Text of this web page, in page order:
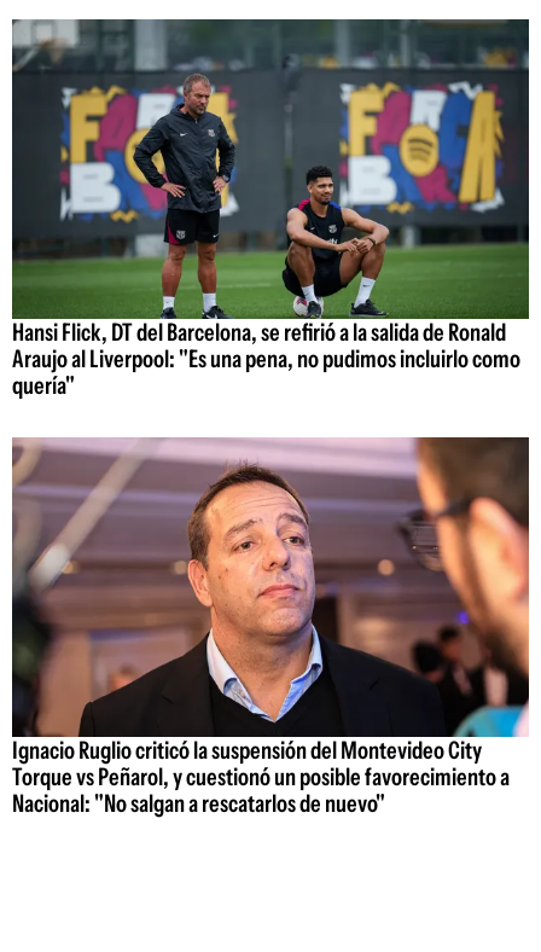
Hansi Flick, DT del Barcelona, se refirió a la salida de Ronald
Araujo al Liverpool: "Es una pena, no pudimos incluirlo como
quería"
Ignacio Ruglio criticó la suspensión del Montevideo City
Torque vs Peñarol, y cuestionó un posible favorecimiento a
Nacional: "No salgan a rescatarlos de nuevo"